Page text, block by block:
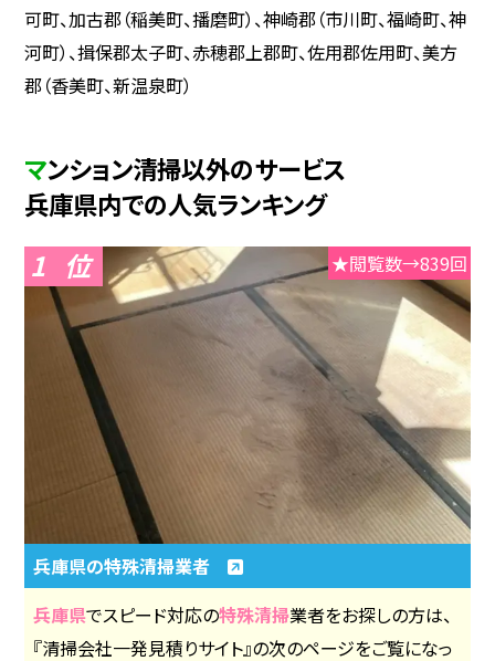
可町、加古郡（稲美町、播磨町）、神崎郡（市川町、福崎町、神
河町）、揖保郡太子町、赤穂郡上郡町、佐用郡佐用町、美方
郡（香美町、新温泉町）
マンション清掃以外のサービス
兵庫県内での人気ランキング
1 ★閲覧数→839回
兵庫県の特殊清掃業者
兵庫県でスピード対応の特殊清掃業者をお探しの方は、
『清掃会社一発見積りサイト』の次のページをご覧になっ